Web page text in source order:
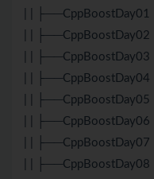
| | ├──CppBoostDay01
| | ├──CppBoostDay02
| | ├──CppBoostDay03
| | ├──CppBoostDay04
| | ├──CppBoostDay05
| | ├──CppBoostDay06
| | ├──CppBoostDay07
| | ├──CppBoostDay08